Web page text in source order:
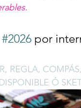
#2026 por
REGLA,
Ó